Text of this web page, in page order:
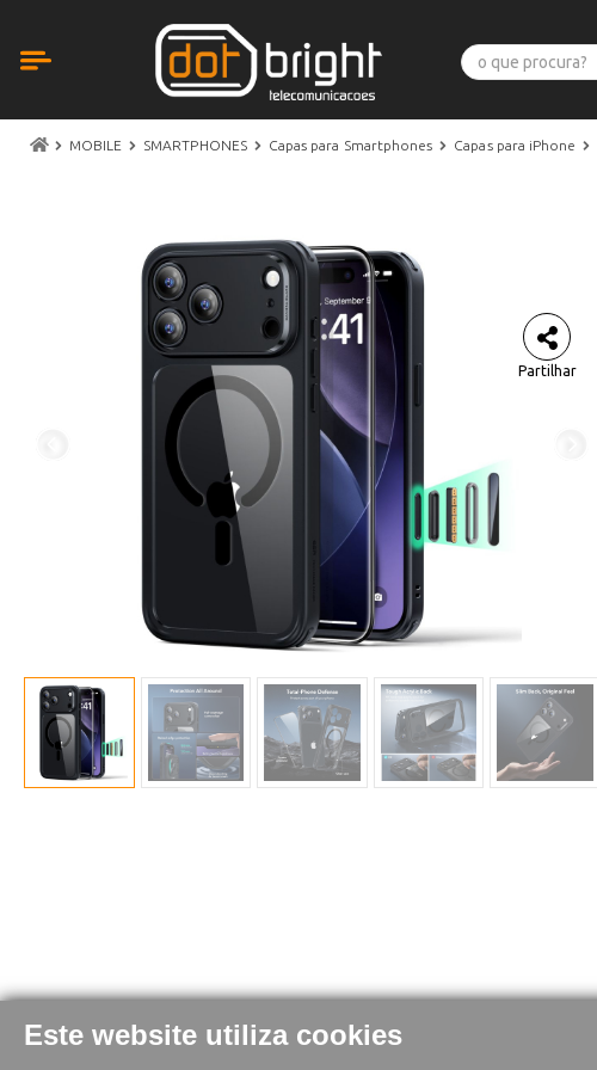
Este website utiliza cookies
MOBILE SMARTPHONES Capas para Smartphones Capas para iPhone
Partilhar